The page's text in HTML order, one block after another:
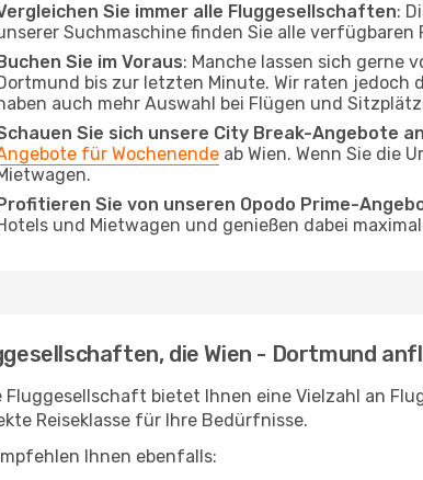
Sie immer alle Fluggesellschaften:
Suchmaschine finden Sie alle verfügbaren
Sie im Voraus: Manche lassen sich gerne
bis zur letzten Minute. Wir raten jedoch
auch mehr Auswahl bei Flügen und
Sie sich unsere City Break-Angebote an
für Wochenende ab Wien. Wenn Sie die
Sie von unseren Opodo Prime-
und Mietwagen und genießen dabei
die Wien - Dortmund
Fluggesellschaft bietet Ihnen eine Vielzahl an
Reiseklasse für Ihre Bedürfnisse.
Ihnen ebenfalls: